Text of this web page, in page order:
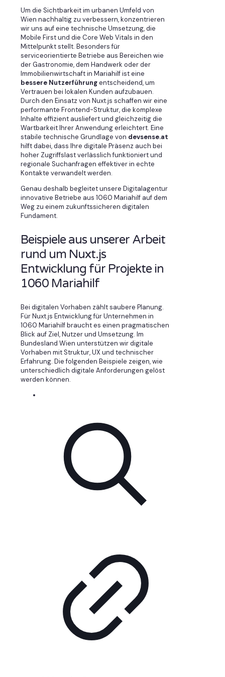
Um die Sichtbarkeit im urbanen Umfeld von
Wien nachhaltig zu verbessern, konzentrieren
wir uns auf eine technische Umsetzung, die
Mobile First und die Core Web Vitals in den
Mittelpunkt stellt. Besonders für
serviceorientierte Betriebe aus Bereichen wie
der Gastronomie, dem Handwerk oder der
Immobilienwirtschaft in Mariahilf ist eine
bessere Nutzerführungentscheidend, um
Vertrauen bei lokalen Kunden aufzubauen.
Durch den Einsatz von Nuxt.js schaffen wir eine
performante Frontend-Struktur, die komplexe
Inhalte effizient ausliefert und gleichzeitig die
Wartbarkeit Ihrer Anwendung erleichtert. Eine
stabile technische Grundlage von devsense.at
hilft dabei, dass Ihre digitale Präsenz auch bei
hoher Zugriffslast verlässlich funktioniert und
regionale Suchanfragen effektiver in echte
Kontakte verwandelt werden.
Genau deshalb begleitet unsere Digitalagentur
innovative Betriebe aus 1060 Mariahilf auf dem
Weg zu einem zukunftssicheren digitalen
Fundament.
Beispiele aus unserer Arbeit
rund um Nuxt.js
Entwicklung für Projekte in
1060 Mariahilf
Bei digitalen Vorhaben zählt saubere Planung.
Für Nuxt.js Entwicklung für Unternehmen in
1060 Mariahilf braucht es einen pragmatischen
Blick auf Ziel, Nutzer und Umsetzung. Im
Bundesland Wien unterstützen wir digitale
Vorhaben mit Struktur, UX und technischer
Erfahrung. Die folgenden Beispiele zeigen, wie
unterschiedlich digitale Anforderungen gelöst
werden können.